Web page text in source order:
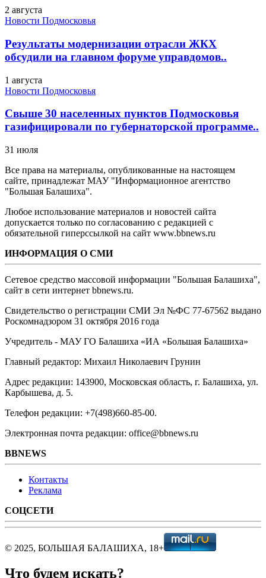
2 августа
Новости Подмосковья
Результаты модернизации отрасли ЖКХ
обсудили на главном форуме управдомов..
1 августа
Новости Подмосковья
Свыше 30 населенных пунктов Подмосковья
газифицировали по губернаторской программе..
31 июля
Все права на материалы, опубликованные на настоящем
сайте, принадлежат МАУ "Информационное агентство
"Большая Балашиха".
Любое использование материалов и новостей сайта
допускается только по согласованию с редакцией с
обязательной гиперссылкой на сайт www.bbnews.ru
ИНФОРМАЦИЯ О СМИ
Сетевое средство массовой информации "Большая Балашиха",
сайт в сети интернет bbnews.ru.
Свидетельство о регистрации СМИ Эл №ФС ‎77-67562 выдано
Роскомнадзором 31 октября 2016 года
Учредитель - МАУ ГО Балашиха «ИА «Большая Балашиха»
Главный редактор: Михаил Николаевич Грунин
Адрес редакции: 143900, Московская область, г. Балашиха, ул.
Карбышева, д. 5.
Телефон редакции: +7(498)660-85-00.
Электронная почта редакции: office@bbnews.ru
BBNEWS
Контакты
Реклама
СОЦСЕТИ
© 2025, БОЛЬШАЯ БАЛАШИХА, 18+
Что будем искать?